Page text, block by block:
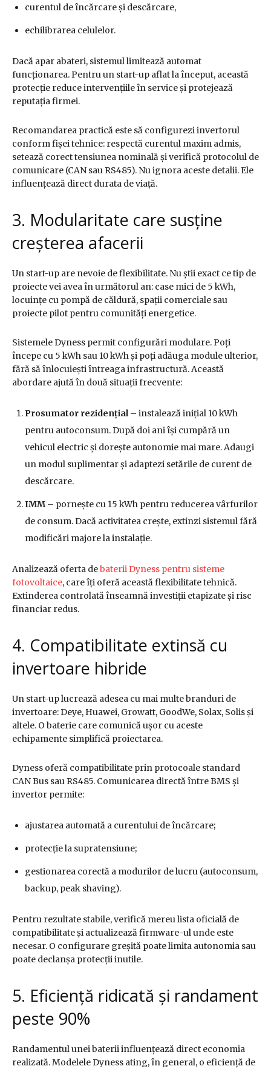
curentul de încărcare și descărcare,
echilibrarea celulelor.
Dacă apar abateri, sistemul limitează automat
funcționarea. Pentru un start-up aflat la început, această
protecție reduce intervențiile în service și protejează
reputația firmei.
Recomandarea practică este să configurezi invertorul
conform fișei tehnice: respectă curentul maxim admis,
setează corect tensiunea nominală și verifică protocolul de
comunicare (CAN sau RS485). Nu ignora aceste detalii. Ele
influențează direct durata de viață.
3. Modularitate care susține
creșterea afacerii
Un start-up are nevoie de flexibilitate. Nu știi exact ce tip de
proiecte vei avea în următorul an: case mici de 5 kWh,
locuințe cu pompă de căldură, spații comerciale sau
proiecte pilot pentru comunități energetice.
Sistemele Dyness permit configurări modulare. Poți
începe cu 5 kWh sau 10 kWh și poți adăuga module ulterior,
fără să înlocuiești întreaga infrastructură. Această
abordare ajută în două situații frecvente:
Prosumator rezidențial– instalează inițial 10 kWh
pentru autoconsum. După doi ani își cumpără un
vehicul electric și dorește autonomie mai mare. Adaugi
un modul suplimentar și adaptezi setările de curent de
descărcare.
IMM– pornește cu 15 kWh pentru reducerea vârfurilor
de consum. Dacă activitatea crește, extinzi sistemul fără
modificări majore la instalație.
Analizează oferta debaterii Dyness pentru sisteme
fotovoltaice, care îți oferă această flexibilitate tehnică.
Extinderea controlată înseamnă investiții etapizate și risc
financiar redus.
4. Compatibilitate extinsă cu
invertoare hibride
Un start-up lucrează adesea cu mai multe branduri de
invertoare: Deye, Huawei, Growatt, GoodWe, Solax, Solis și
altele. O baterie care comunică ușor cu aceste
echipamente simplifică proiectarea.
Dyness oferă compatibilitate prin protocoale standard
CAN Bus sau RS485. Comunicarea directă între BMS și
invertor permite:
ajustarea automată a curentului de încărcare;
protecție la supratensiune;
gestionarea corectă a modurilor de lucru (autoconsum,
backup, peak shaving).
Pentru rezultate stabile, verifică mereu lista oficială de
compatibilitate și actualizează firmware-ul unde este
necesar. O configurare greșită poate limita autonomia sau
poate declanșa protecții inutile.
5. Eficiență ridicată și randament
peste 90%
Randamentul unei baterii influențează direct economia
realizată. Modelele Dyness ating, în general, o eficiență de